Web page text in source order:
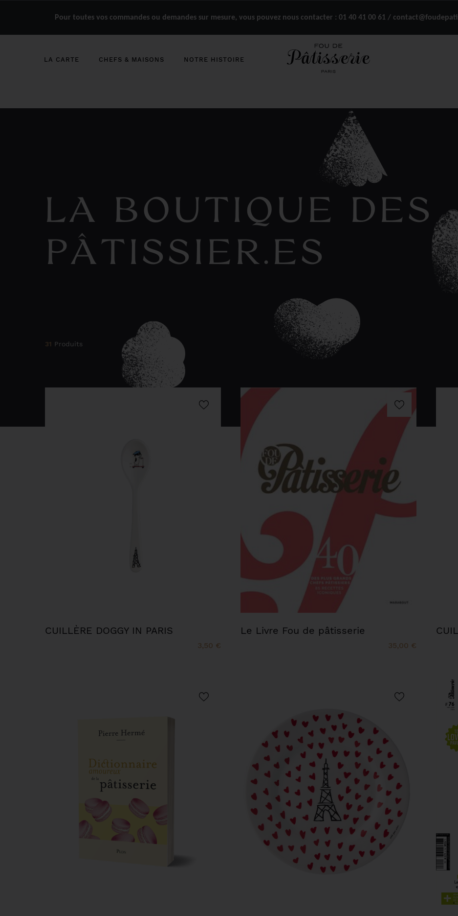
Pour toutes vos commandes ou demandes sur mesure, vous pouvez nous contacter : 01 40 41 00 61 /
LA CARTE CHEFS & MAISONS NOTRE HISTOIRE
LA BOUTIQUE DES
PÂTISSIER.ES
31 Produits
CUILLÈRE DOGGY IN PARIS
3,50 €
Le Livre Fou de pâtisserie
35,00 €